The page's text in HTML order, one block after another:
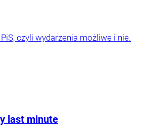
czyli wydarzenia możliwe i nie.
last minute